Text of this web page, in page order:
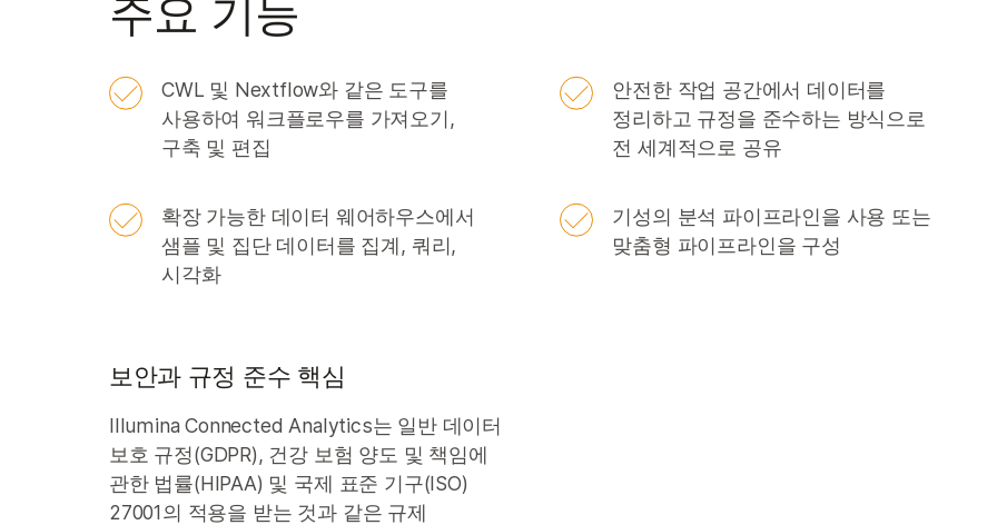
주요 기능
CWL 및 Nextflow와 같은 도구를
사용하여 워크플로우를 가져오기,
구축 및 편집
안전한 작업 공간에서 데이터를
정리하고 규정을 준수하는 방식으로
전 세계적으로 공유
확장 가능한 데이터 웨어하우스에서
샘플 및 집단 데이터를 집계, 쿼리,
시각화
기성의 분석 파이프라인을 사용 또는
맞춤형 파이프라인을 구성
보안과 규정 준수 핵심
Illumina Connected Analytics는 일반 데이터
보호 규정(GDPR), 건강 보험 양도 및 책임에
관한 법률(HIPAA) 및 국제 표준 기구(ISO)
27001의 적용을 받는 것과 같은 규제